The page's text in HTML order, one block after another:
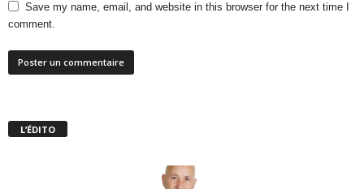
Save my name, email, and website in this browser for the next time I
comment.
L’ÉDITO